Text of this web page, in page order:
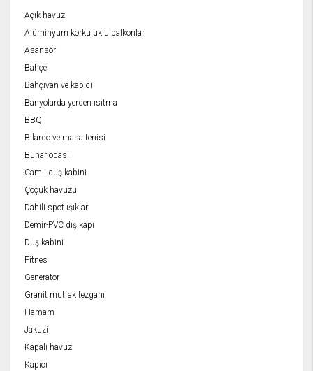
Açık havuz
Alüminyum korkuluklu balkonlar
Asansör
Bahçe
Bahçıvan ve kapıcı
Banyolarda yerden ısıtma
BBQ
Bilardo ve masa tenisi
Buhar odası
Camlı duş kabini
Çoçuk havuzu
Dahili spot ışıkları
Demir-PVC dış kapı
Duş kabini
Fitnes
Generator
Granit mutfak tezgahı
Hamam
Jakuzi
Kapalı havuz
Kapıcı